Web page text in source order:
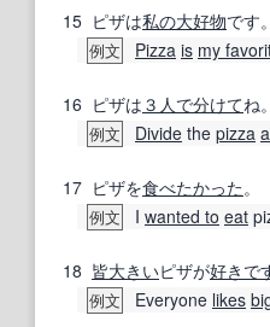
15 ピザは私の大好物です。
例文 Pizza is my
16 ピザは ３人で分けてね。
例文 Divide the pizza
17 ピザを食べたかった。
例文 I wanted to eat
18 皆大きいピザが好きで
例文 Everyone likes